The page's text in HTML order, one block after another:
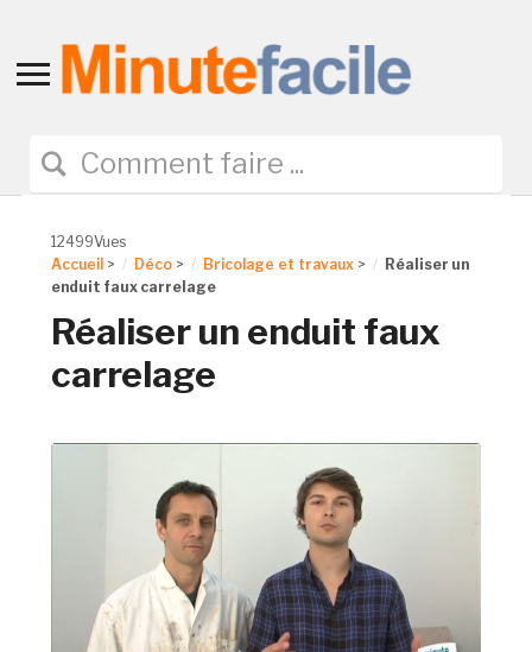
Toggle
navigation
12499Vues
Accueil > Déco > Bricolage et travaux >
Réaliser un
enduit faux carrelage
Réaliser un enduit faux
carrelage